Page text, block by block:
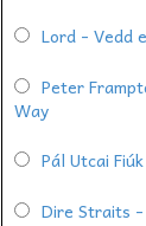
Lord - Vedd
Peter
Way
Pál Utcai
Dire Straits